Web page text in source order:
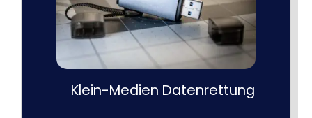
Klein-Medien Datenrettung